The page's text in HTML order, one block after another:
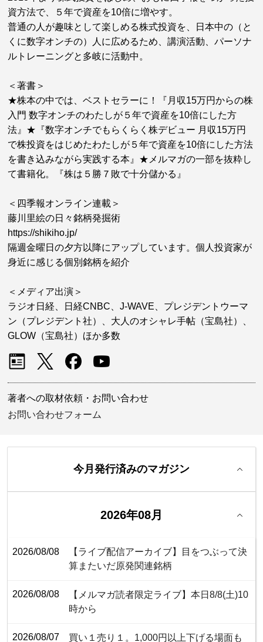
資方法で、５年で資産を10倍に増やす。
普通の人が趣味として楽しめる株式投資を、日本中の（と
くに数字オンチの）人に広めるため、講演活動、パーソナ
ルトレーニングと多岐に活動中。
＜著書＞
★株本の中では、ベストセラーに！『月収15万円からの株
入門 数字オンチのわたしが５年で資産を10倍にした方
法』★『数字オンチでもらくらく株デビュー 月収15万円
で株投資をはじめたわたしが５年で資産を10倍にした方法
を書き込みながら実践する本』★メルマガの一部を抜粋し
て書籍化。『株は５勝７敗で十分儲かる』
＜四季報オンライン連載＞
藤川里絵の日々銘柄発掘術
https://shikiho.jp/
隔週金曜日の夕方以降にアップしています。個人投資家が
身近に感じる個別銘柄を紹介
＜メディア出演＞
ラジオ日経、日経CNBC、J-WAVE、プレジデントウーマ
ン（プレジデント社）、大人のオシャレ手帖（宝島社）、
GLOW（宝島社）ほか多数
著者への取材依頼・お問い合わせ
お問い合わせフォーム
今月発行済みのマガジン
2026年08月
2026/08/08
【ライブ配信アーカイブ】目をつぶって決
算またいだ原発関連銘柄
2026/08/08
【メルマガ読者限定ライブ】本日8/8(土)10
時から
2026/08/07
買い１売り１。1,000円以上下げる場面も